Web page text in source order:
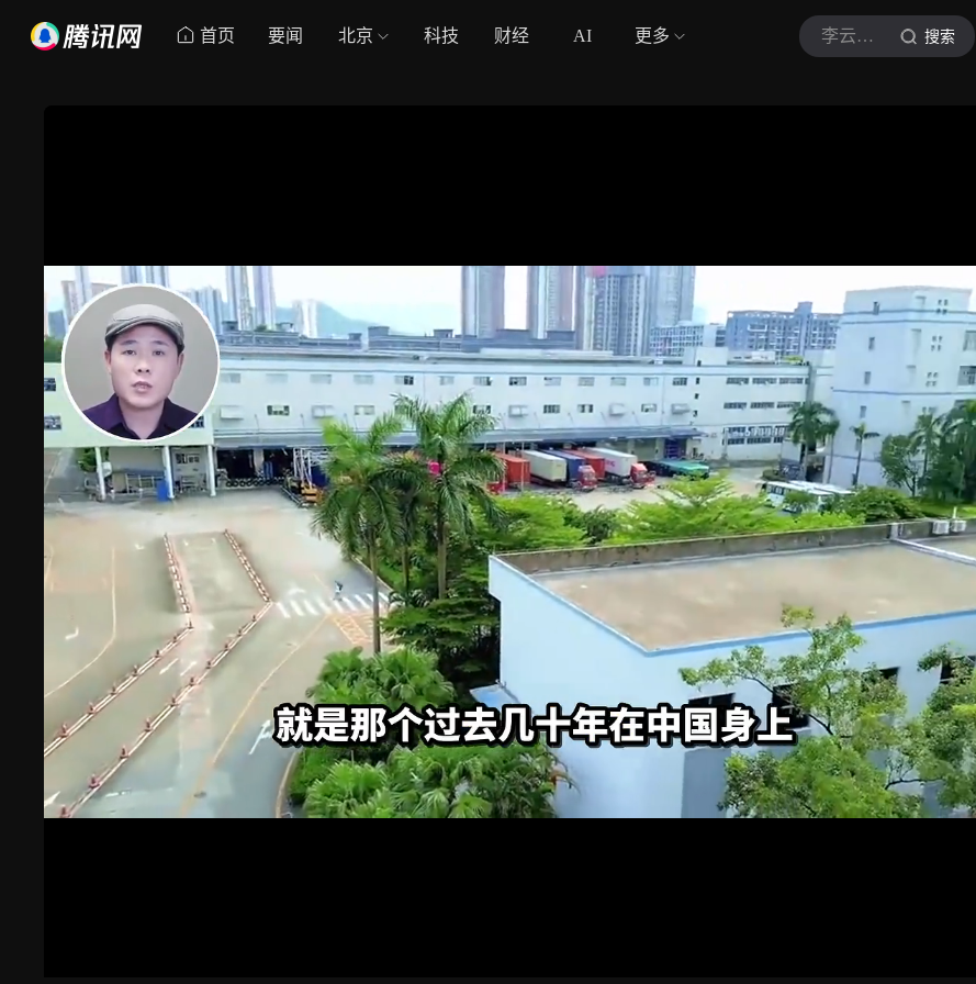
首页 要闻 北京 科技 财经 AI 更多 李云飞Afey 搜索